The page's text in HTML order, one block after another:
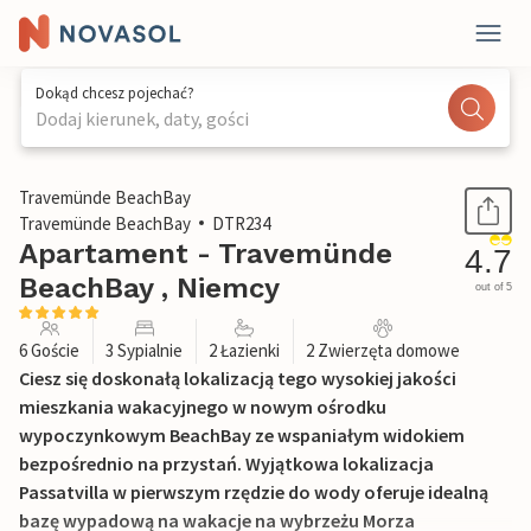
Dokąd chcesz pojechać?
Dodaj kierunek, daty, gości
1 / 31
Travemünde BeachBay
Travemünde BeachBay
DTR234
Apartament - Travemünde
BeachBay , Niemcy
4.7
out of 5
6 Goście 3 Sypialnie 2 Łazienki 2 Zwierzęta domowe
Ciesz się doskonałą lokalizacją tego wysokiej jakości
mieszkania wakacyjnego w nowym ośrodku
wypoczynkowym BeachBay ze wspaniałym widokiem
bezpośrednio na przystań. Wyjątkowa lokalizacja
Passatvilla w pierwszym rzędzie do wody oferuje idealną
bazę wypadową na wakacje na wybrzeżu Morza